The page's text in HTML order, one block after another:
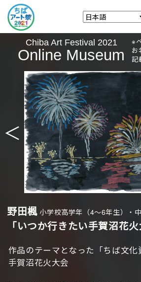
Chiba Art Festival 2021
Online Museum
※
お
記
＜
野田楓小学校高学年（4〜6年生）・
「いつか行きたい手賀沼花火
作品のテーマとなった「ちば文化
手賀沼花火大会